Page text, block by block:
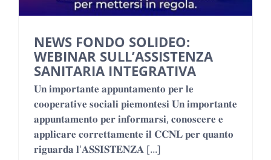
AREA RISERVATA AZIENDE
NEWS FONDO SOLIDEO:
WEBINAR SULL’ASSISTENZA
SANITARIA INTEGRATIVA
𝐔𝐧 𝐢𝐦𝐩𝐨𝐫𝐭𝐚𝐧𝐭𝐞 𝐚𝐩𝐩𝐮𝐧𝐭𝐚𝐦𝐞𝐧𝐭𝐨 𝐩𝐞𝐫 𝐥𝐞
𝐜𝐨𝐨𝐩𝐞𝐫𝐚𝐭𝐢𝐯𝐞 𝐬𝐨𝐜𝐢𝐚𝐥𝐢 𝐩𝐢𝐞𝐦𝐨𝐧𝐭𝐞𝐬𝐢 𝐔𝐧 𝐢𝐦𝐩𝐨𝐫𝐭𝐚𝐧𝐭𝐞
𝐚𝐩𝐩𝐮𝐧𝐭𝐚𝐦𝐞𝐧𝐭𝐨 𝐩𝐞𝐫 𝐢𝐧𝐟𝐨𝐫𝐦𝐚𝐫𝐬𝐢, 𝐜𝐨𝐧𝐨𝐬𝐜𝐞𝐫𝐞 𝐞
𝐚𝐩𝐩𝐥𝐢𝐜𝐚𝐫𝐞 𝐜𝐨𝐫𝐫𝐞𝐭𝐭𝐚𝐦𝐞𝐧𝐭𝐞 𝐢𝐥 𝐂𝐂𝐍𝐋 𝐩𝐞𝐫 𝐪𝐮𝐚𝐧𝐭𝐨
𝐫𝐢𝐠𝐮𝐚𝐫𝐝𝐚 𝐥'𝐀𝐒𝐒𝐈𝐒𝐓𝐄𝐍𝐙𝐀 [...]